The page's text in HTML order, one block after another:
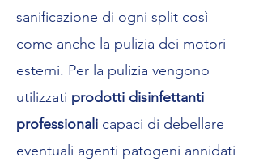
sanificazione di ogni split così
come anche la pulizia dei motori
esterni. Per la pulizia vengono
utilizzati prodotti disinfettanti
professionali capaci di debellare
eventuali agenti patogeni annidati